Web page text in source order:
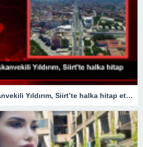
AK Parti Genel Başkanvekili Yıldırım, Siirt’te halka hitap etti Açıklaması